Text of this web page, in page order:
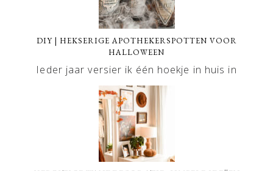
DIY | HEKSERIGE APOTHEKERSPOTTEN VOOR
HALLOWEEN
Ieder jaar versier ik één hoekje in huis in